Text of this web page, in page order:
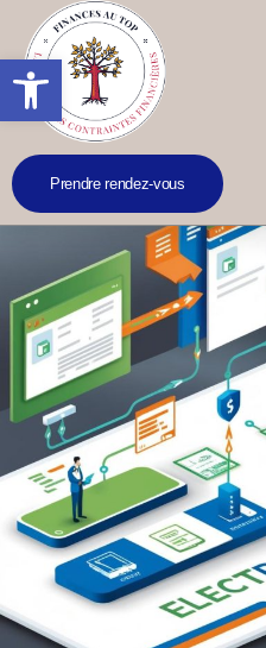
Ouvrir la barre
Prendre rendez-vous